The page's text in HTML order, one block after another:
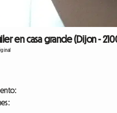
en casa grande (Dijon -